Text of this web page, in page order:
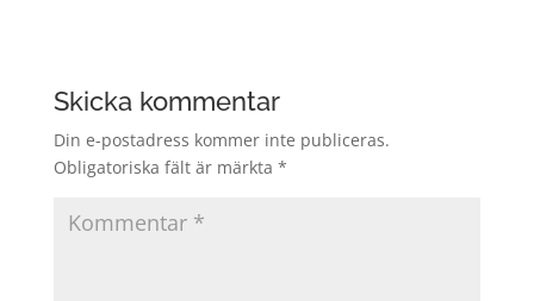
Skicka kommentar
Din e-postadress kommer inte publiceras.
Obligatoriska fält är märkta *